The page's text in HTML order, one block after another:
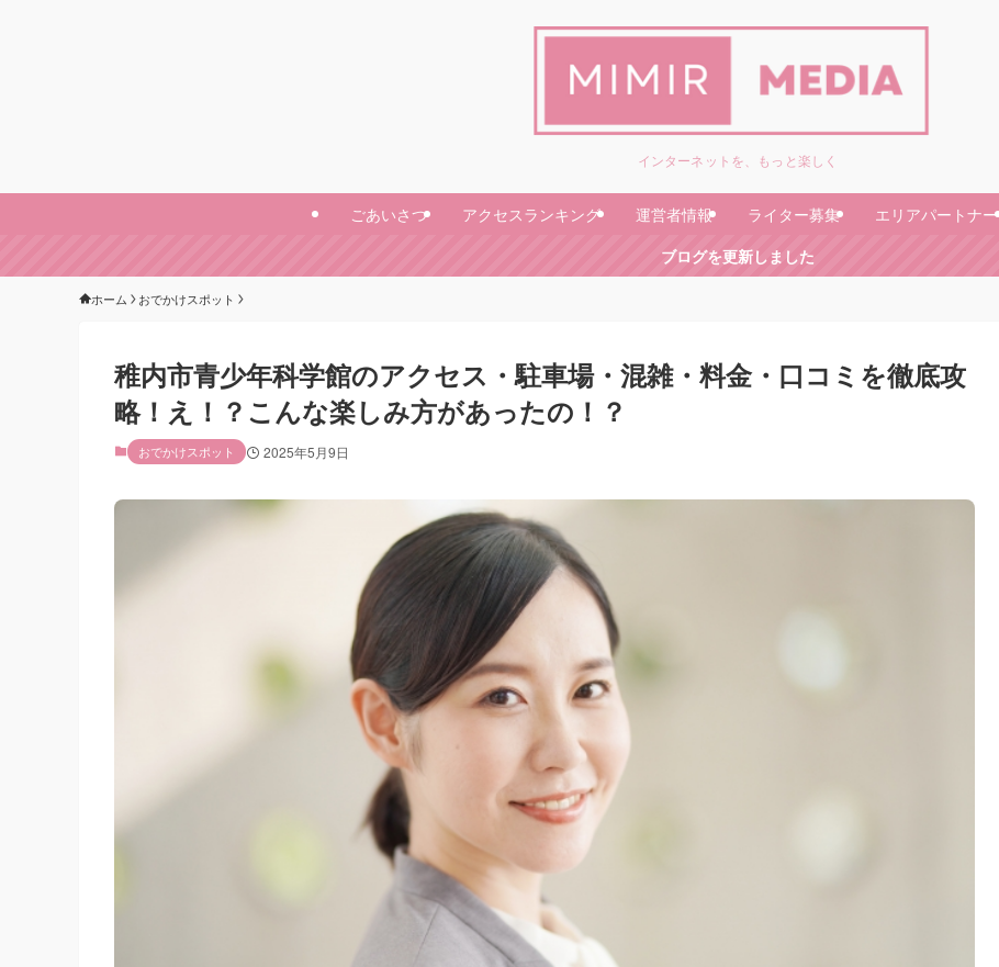
インターネットを、もっと楽しく
ごあいさつ アクセスランキング 運営者情報 ライター募集 エリアパートナー
ブログを更新しました
ホーム おでかけスポット
稚内市青少年科学館のアクセス・駐車場・混雑・料金・口コミを徹底攻
略！え！？こんな楽しみ方があったの！？
おでかけスポット 2025年5月9日